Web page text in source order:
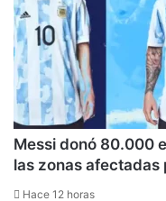
Messi donó 80.000
las zonas afectadas
Hace 12 horas